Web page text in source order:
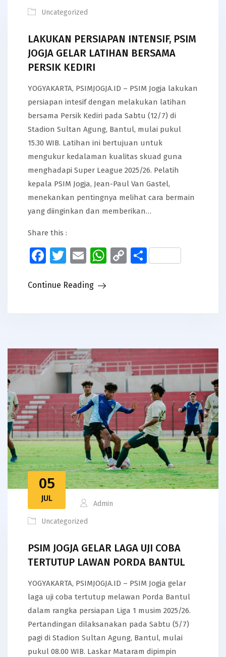
Uncategorized
LAKUKAN PERSIAPAN INTENSIF, PSIM
JOGJA GELAR LATIHAN BERSAMA
PERSIK KEDIRI
YOGYAKARTA, PSIMJOGJA.ID – PSIM Jogja lakukan
persiapan intesif dengan melakukan latihan
bersama Persik Kediri pada Sabtu (12/7) di
Stadion Sultan Agung, Bantul, mulai pukul
15.30 WIB. Latihan ini bertujuan untuk
mengukur kedalaman kualitas skuad guna
menghadapi Super League 2025/26. Pelatih
kepala PSIM Jogja, Jean-Paul Van Gastel,
menekankan pentingnya melihat cara bermain
yang diinginkan dan memberikan…
Share this :
Facebook
Twitter
EmailWhatsApp
CopyShare
Continue Reading
05
JUL
Admin
Uncategorized
PSIM JOGJA GELAR LAGA UJI COBA
TERTUTUP LAWAN PORDA BANTUL
YOGYAKARTA, PSIMJOGJA.ID – PSIM Jogja gelar
laga uji coba tertutup melawan Porda Bantul
dalam rangka persiapan Liga 1 musim 2025/26.
Pertandingan dilaksanakan pada Sabtu (5/7)
pagi di Stadion Sultan Agung, Bantul, mulai
pukul 08.00 WIB. Laskar Mataram dipimpin